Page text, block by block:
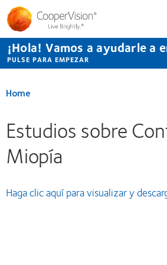
Pasar
contenido
principal
¡Hola! Vamos a ayudarle a
PULSE PARA EMPEZAR
Home
Estudios sobre
Miopía
Haga clic aquí para visualizar y